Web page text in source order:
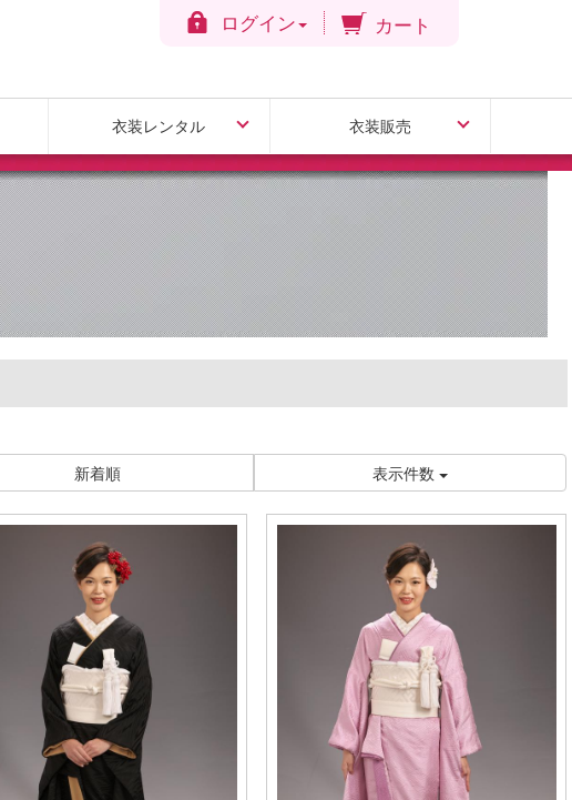
ログイン カート
衣装レンタル
引振袖レンタル
色打掛レンタル
白無垢レンタル
色掛下レンタル
衣装販売
白無垢販売
ドレス販売
新着順 表示件数